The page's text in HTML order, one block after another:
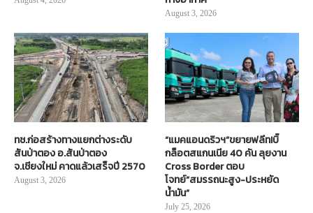
August 3, 2026
ทช.ก่อสร้างทางแยกต่างระดับ
สันป่าตอง อ.สันป่าตอง
จ.เชียงใหม่ คาดแล้วเสร็จปี 2570
August 3, 2026
“แมคแอนดริวฯ”ขยายฟลีท!บิ๊
กล็อตสแกนเนีย 40 คัน ลุยงาน
Cross Border ตอบ
โจทย์“สมรรถนะสูง-ประหยัด
น้ำมัน”
July 25, 2026